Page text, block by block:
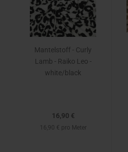
Mantelstoff - Curly
Lamb - Raiko Leo -
white/black
16,90 €
16,90 € pro Meter